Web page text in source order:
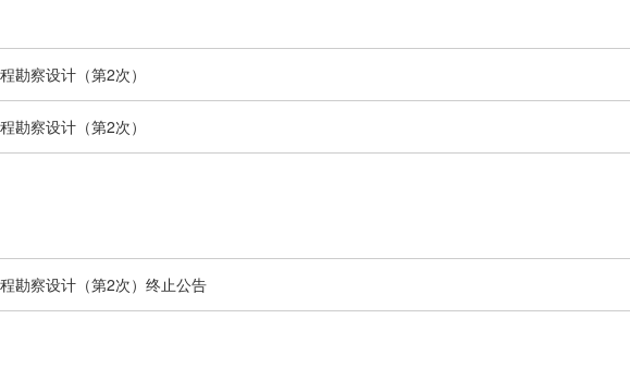
国有资产交易公告
勘察设计（第2次）
勘察设计（第2次）
勘察设计（第2次）终止公告